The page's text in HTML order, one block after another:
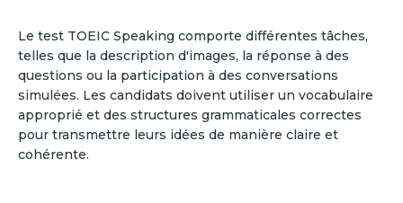
Le test TOEIC Speaking comporte différentes tâches,
telles que la description d'images, la réponse à des
questions ou la participation à des conversations
simulées. Les candidats doivent utiliser un vocabulaire
approprié et des structures grammaticales correctes
pour transmettre leurs idées de manière claire et
cohérente.